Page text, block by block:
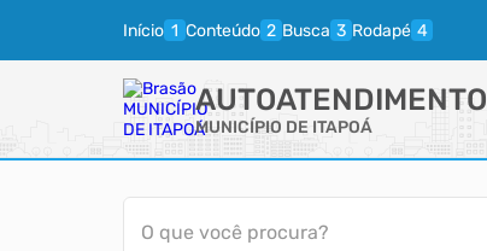
Início Conteúdo Busca Rodapé
AUTOATENDIMENTO
MUNICÍPIO DE ITAPOÁ
O que você procura?